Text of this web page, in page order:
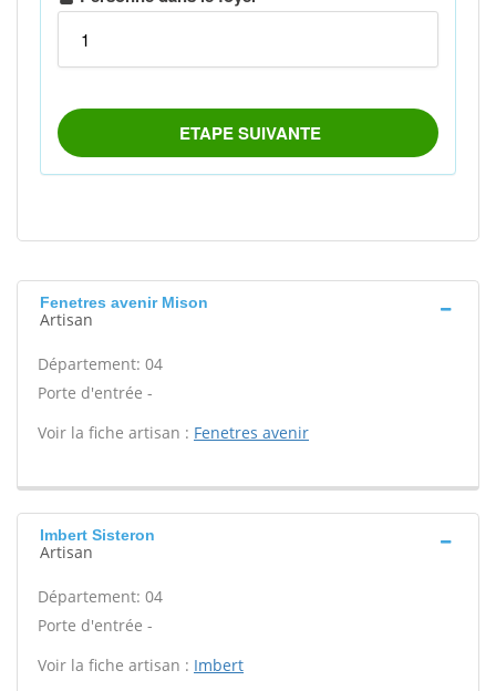
Fenetres avenir Mison
Artisan
Département: 04
Porte d'entrée -
Voir la fiche artisan : Fenetres avenir
Imbert Sisteron
Artisan
Département: 04
Porte d'entrée -
Voir la fiche artisan : Imbert